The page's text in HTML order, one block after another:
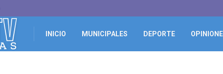
INICIO MUNICIPALES DEPORTE